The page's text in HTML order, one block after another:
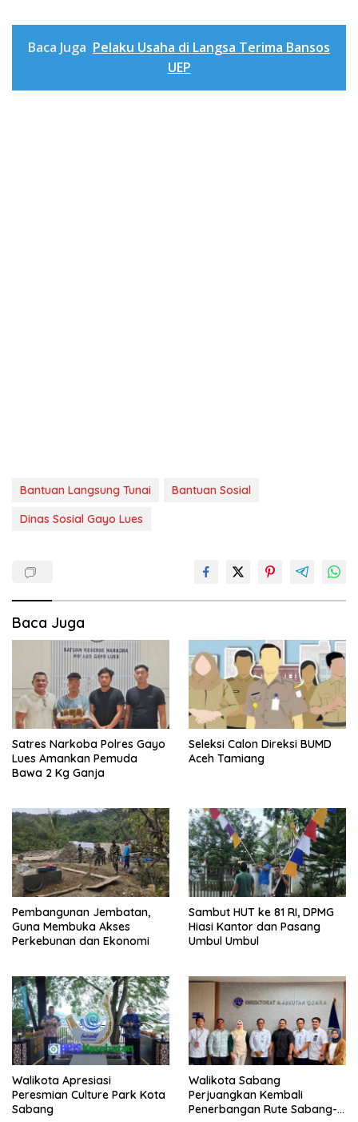
Baca Juga Pelaku Usaha di Langsa Terima Bansos
UEP
Bantuan Langsung Tunai
Bantuan Sosial
Dinas Sosial Gayo Lues
Baca Juga
Satres Narkoba Polres Gayo
Lues Amankan Pemuda
Bawa 2 Kg Ganja
Seleksi Calon Direksi BUMD
Aceh Tamiang
Pembangunan Jembatan,
Guna Membuka Akses
Perkebunan dan Ekonomi
Sambut HUT ke 81 RI, DPMG
Hiasi Kantor dan Pasang
Umbul Umbul
Walikota Apresiasi
Peresmian Culture Park Kota
Sabang
Walikota Sabang
Perjuangkan Kembali
Penerbangan Rute Sabang-